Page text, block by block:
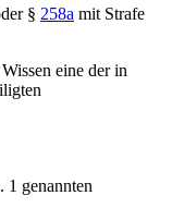
§ 258a mit Strafe
eine der in
1 genannten